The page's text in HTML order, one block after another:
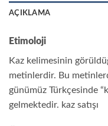
AÇIKLAMA
Etimoloji
Kaz kelimesinin
metinlerdir. Bu
günümüz Türkçesinde
gelmektedir. kaz satışı